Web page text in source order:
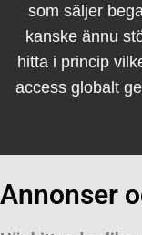
som säljer
kanske ännu
hitta i princip
access globalt
Annonser